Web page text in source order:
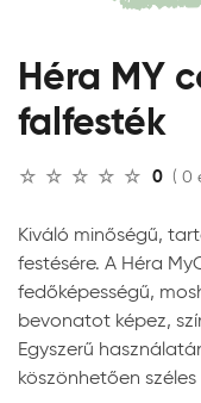
Héra MY
falfesték
0 ( 0
Kiváló minőségű,
festésére. A Héra
fedőképességű,
bevonatot képez,
Egyszerű
köszönhetően